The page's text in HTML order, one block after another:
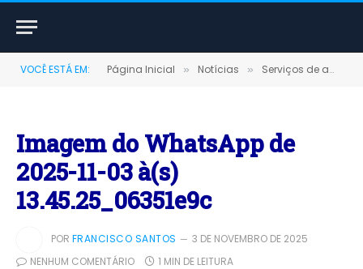
VOCÊ ESTÁ EM: Página Inicial » Notícias » Serviços de ampliação e revitalização da orla seguem avançando em Terra Santa
Imagem do WhatsApp de
2025-11-03 à(s)
13.45.25_06351e9c
POR FRANCISCO SANTOS
3 DE NOVEMBRO DE 2025
NENHUM COMENTÁRIO
1 MIN DE LEITURA